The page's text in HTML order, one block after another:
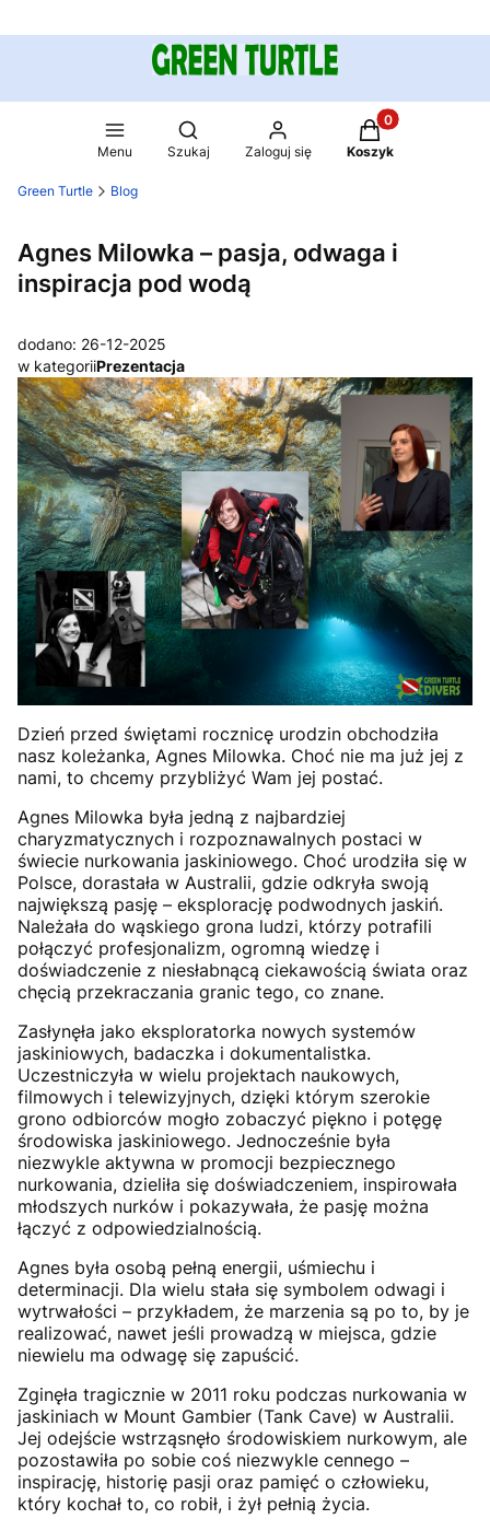
Menu
Otwórz wyszukiwarkę
Szukaj Zaloguj się
Produkty w
Koszyk
Green Turtle Blog
Agnes Milowka – pasja, odwaga i
inspiracja pod wodą
dodano: 26-12-2025
w kategoriiPrezentacja
Dzień przed świętami rocznicę urodzin obchodziła
nasz koleżanka, Agnes Milowka. Choć nie ma już jej z
nami, to chcemy przybliżyć Wam jej postać.
Agnes Milowka była jedną z najbardziej
charyzmatycznych i rozpoznawalnych postaci w
świecie nurkowania jaskiniowego. Choć urodziła się w
Polsce, dorastała w Australii, gdzie odkryła swoją
największą pasję – eksplorację podwodnych jaskiń.
Należała do wąskiego grona ludzi, którzy potrafili
połączyć profesjonalizm, ogromną wiedzę i
doświadczenie z niesłabnącą ciekawością świata oraz
chęcią przekraczania granic tego, co znane.
Zasłynęła jako eksploratorka nowych systemów
jaskiniowych, badaczka i dokumentalistka.
Uczestniczyła w wielu projektach naukowych,
filmowych i telewizyjnych, dzięki którym szerokie
grono odbiorców mogło zobaczyć piękno i potęgę
środowiska jaskiniowego. Jednocześnie była
niezwykle aktywna w promocji bezpiecznego
nurkowania, dzieliła się doświadczeniem, inspirowała
młodszych nurków i pokazywała, że pasję można
łączyć z odpowiedzialnością.
Agnes była osobą pełną energii, uśmiechu i
determinacji. Dla wielu stała się symbolem odwagi i
wytrwałości – przykładem, że marzenia są po to, by je
realizować, nawet jeśli prowadzą w miejsca, gdzie
niewielu ma odwagę się zapuścić.
Zginęła tragicznie w 2011 roku podczas nurkowania w
jaskiniach w Mount Gambier (Tank Cave) w Australii.
Jej odejście wstrząsnęło środowiskiem nurkowym, ale
pozostawiła po sobie coś niezwykle cennego –
inspirację, historię pasji oraz pamięć o człowieku,
który kochał to, co robił, i żył pełnią życia.